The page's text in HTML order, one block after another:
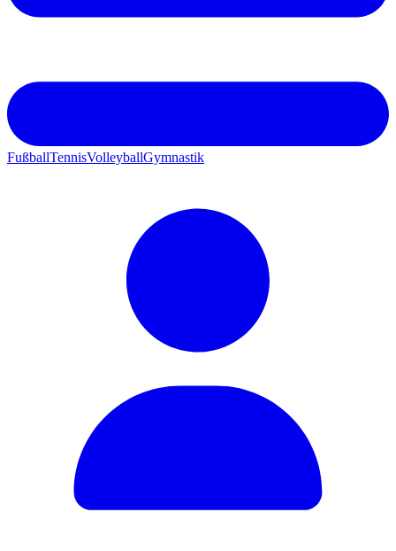
FußballTennisVolleyballGymnastik